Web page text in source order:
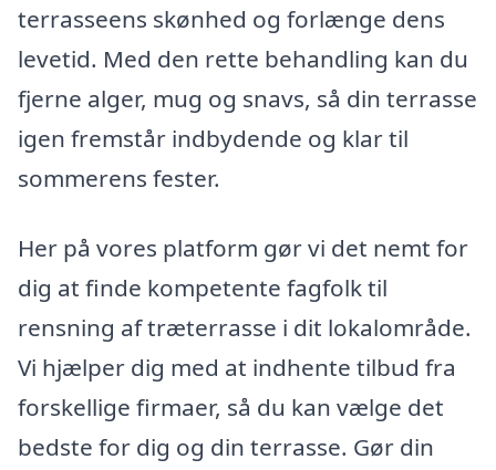
terrasseens skønhed og forlænge dens
levetid. Med den rette behandling kan du
fjerne alger, mug og snavs, så din terrasse
igen fremstår indbydende og klar til
sommerens fester.
Her på vores platform gør vi det nemt for
dig at finde kompetente fagfolk til
rensning af træterrasse i dit lokalområde.
Vi hjælper dig med at indhente tilbud fra
forskellige firmaer, så du kan vælge det
bedste for dig og din terrasse. Gør din